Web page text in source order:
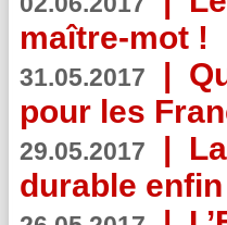
maître-mot !
31.05.2017 |
pour les
29.05.2017 |
durable